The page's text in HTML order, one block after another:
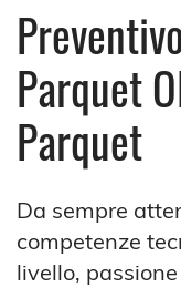
Parquet
Parquet
Da sempre
competenze
livello,